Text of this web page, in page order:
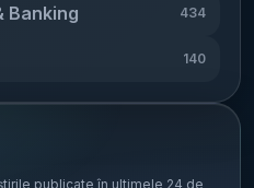
Banking 434
140
publicate în ultimele 24 de